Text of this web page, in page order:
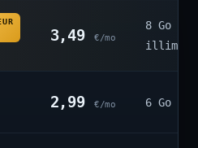
3,49 €/mo
8 Go ·
2,99 €/mo 6 Go ·